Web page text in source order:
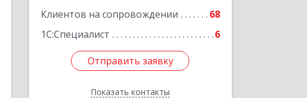
Клиентов на сопровождении
68
1С:Специалист
6
Отправить заявку
Показать контакты
Отправить заявку
Назад